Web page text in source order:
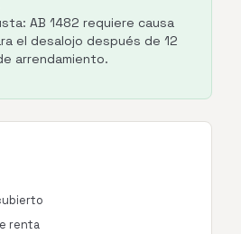
AB 1482 requiere causa
el desalojo después de 12
arrendamiento.
renta